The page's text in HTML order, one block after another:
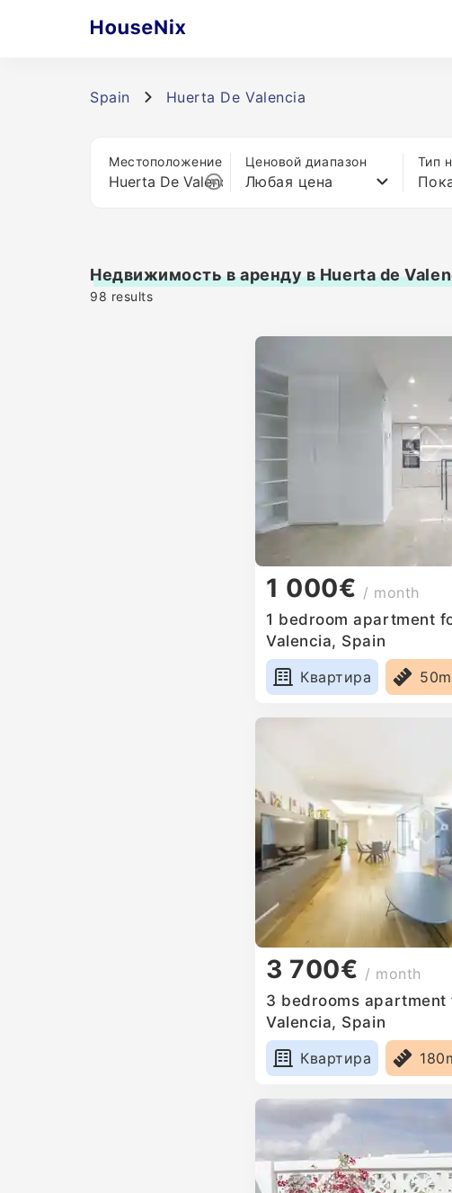
Spain Huerta De Valencia
Местоположение Ценовой диапазон
Любая цена
Тип
Недвижимость в аренду в Huerta de
98 results
1 000€ / month
1 bedroom apartment
Valencia, Spain
Квартира
3 700€ / month
3 bedrooms apartment
Valencia, Spain
Квартира